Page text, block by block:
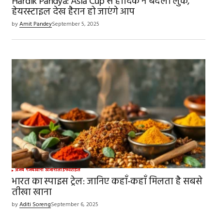
हेयरस्टाइल देख हैरान हो जाएंगे आप
byAmit PandeySeptember 5, 2025
अजब गजबखाना खजानालाइफस्टाइल
भारत का स्पाइस ट्रेल: जानिए कहाँ-कहाँ मिलता है सबसे
तीखा खाना
byAditi SorengSeptember 6, 2025